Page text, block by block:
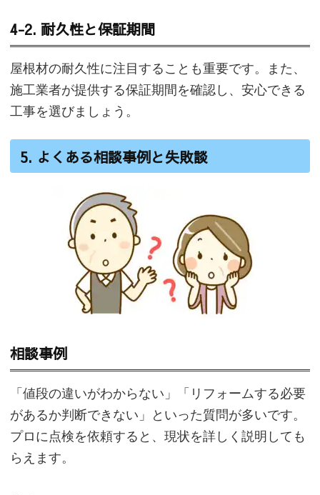
4-2. 耐久性と保証期間
屋根材の耐久性に注目することも重要です。また、
施工業者が提供する保証期間を確認し、安心できる
工事を選びましょう。
5. よくある相談事例と失敗談
相談事例
「値段の違いがわからない」「リフォームする必要
があるか判断できない」といった質問が多いです。
プロに点検を依頼すると、現状を詳しく説明しても
らえます。